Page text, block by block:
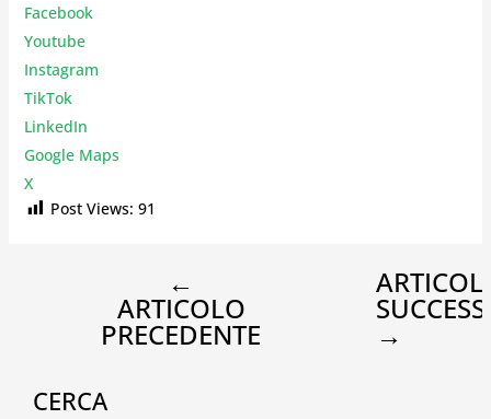
Facebook
Youtube
Instagram
TikTok
LinkedIn
Google Maps
X
Post Views: 91
←
ARTICOLO
PRECEDENTE →
CERCA